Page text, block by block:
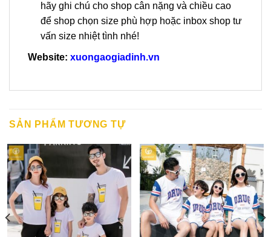
hãy ghi chú cho shop cân nặng và chiều cao
để shop chọn size phù hợp hoặc inbox shop tư
vấn size nhiệt tình nhé!
Website: xuongaogiadinh.vn
SẢN PHẨM TƯƠNG TỰ